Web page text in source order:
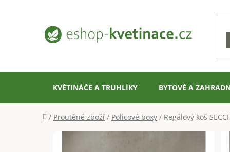
KVĚTINÁČE A TRUHLÍKY BYTOVÉ A
Domů
/ Proutěné zboží / Policové boxy / Regálový koš